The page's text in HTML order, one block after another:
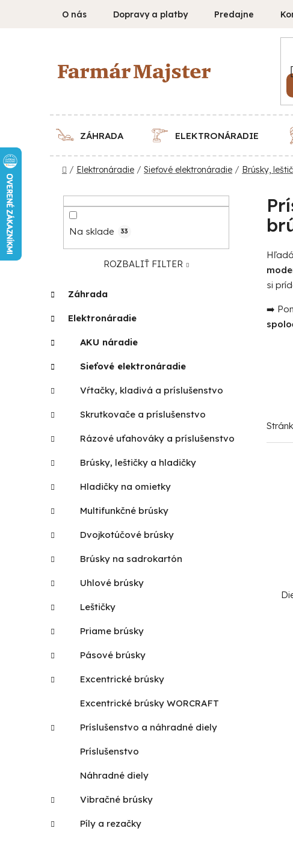
O nás Dopravy a platby Predajne
ZÁHRADA ELEKTRONÁRADIE
Domov
/ Elektronáradie / Sieťové elektronáradie / Brúsky,
a
n
e
Na sklade 33
ROZBALIŤ FILTER
kategórie
a
t
g
r
e
Záhrada
Elektronáradie
AKU náradie
Sieťové elektronáradie
Vŕtačky, kladivá a príslušenstvo
Skrutkovače a príslušenstvo
Rázové uťahováky a príslušenstvo
Brúsky, leštičky a hladičky
Hladičky na omietky
Multifunkčné brúsky
Dvojkotúčové brúsky
Brúsky na sadrokartón
Uhlové brúsky
Leštičky
Priame brúsky
Pásové brúsky
Excentrické brúsky
Excentrické brúsky WORCRAFT
Príslušenstvo a náhradné diely
Príslušenstvo
Náhradné diely
Vibračné brúsky
Píly a rezačky
si
➡️